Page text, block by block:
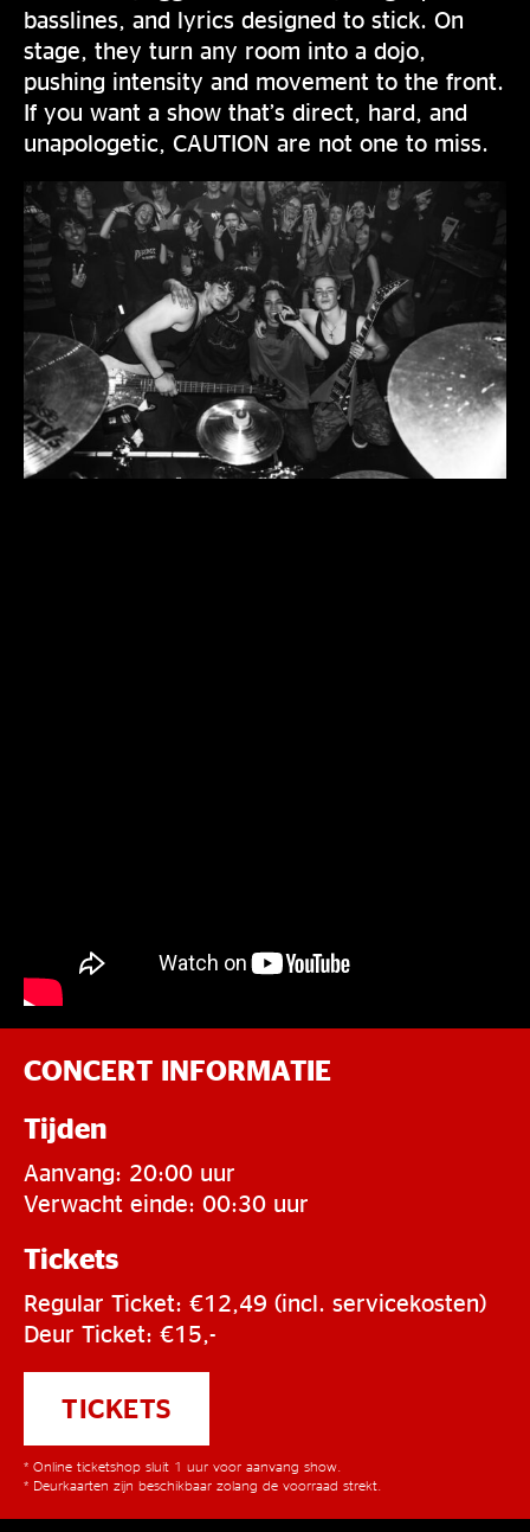
basslines, and lyrics designed to stick. On
stage, they turn any room into a dojo,
pushing intensity and movement to the front.
If you want a show that’s direct, hard, and
unapologetic, CAUTION are not one to miss.
CONCERT INFORMATIE
Tijden
Aanvang: 20:00 uur
Verwacht einde: 00:30 uur
Tickets
Regular Ticket: €12,49 (incl. servicekosten)
Deur Ticket: €15,-
TICKETS
* Online ticketshop sluit 1 uur voor aanvang show.
* Deurkaarten zijn beschikbaar zolang de voorraad strekt.